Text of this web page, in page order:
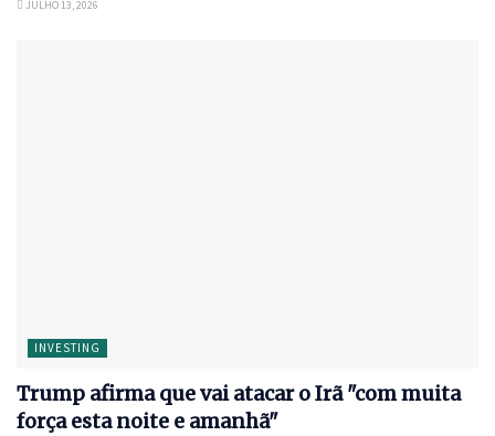
JULHO 13, 2026
INVESTING
Trump afirma que vai atacar o Irã "com muita
força esta noite e amanhã"